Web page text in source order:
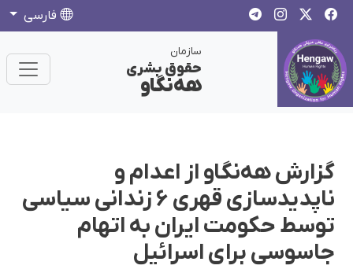
فارسی
سازمان
حقوق بشری
هەنگاو
گزارش هه‌نگاو از اعدام و
ناپدیدسازی قهری ۶ زندانی سیاسی
توسط حکومت ایران به اتهام
جاسوسی برای اسرائیل